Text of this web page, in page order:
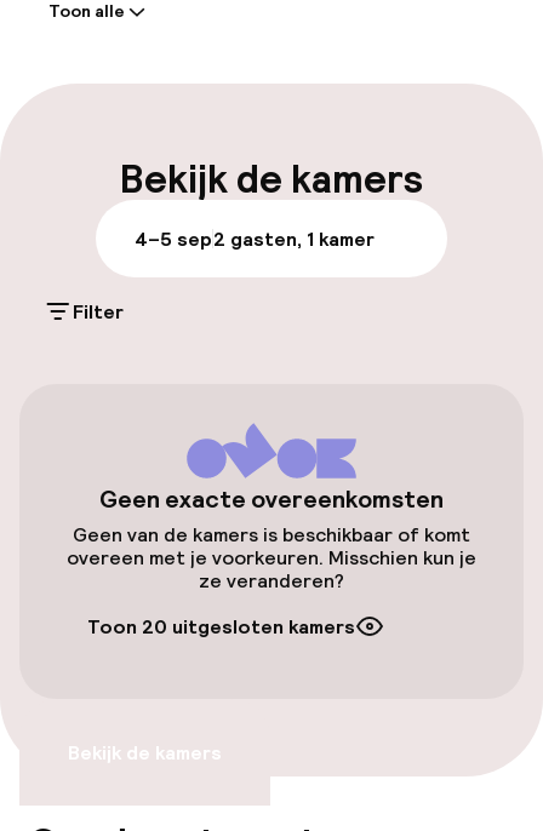
Express check-out mogelijk
Parkeren & mobiliteit
Parkeergelegenheid op eigen terrein
(buiten)
Toegankelijkheid
Overal rolstoeltoegankelijk
Entertainment
Schoonmaakvoorzieningen
Toon alle
Bekijk de kamers
4–5 sep2 gasten, 1 kamer
Filter
Geen exacte overeenkomsten
Geen van de kamers is beschikbaar of komt
overeen met je voorkeuren. Misschien kun je
ze veranderen?
Toon 20 uitgesloten kamers
Bekijk de kamers